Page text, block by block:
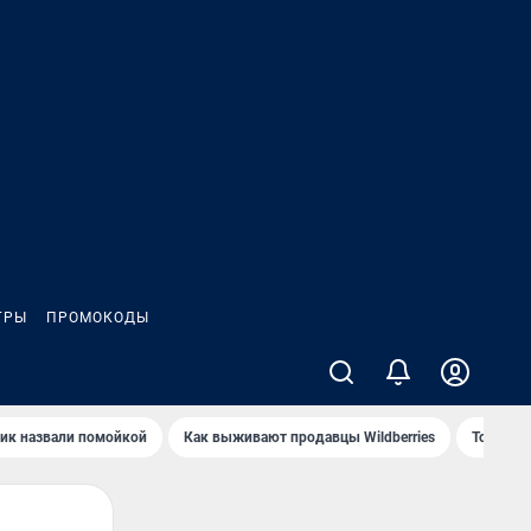
ПРОМОКОДЫ
назвали помойкой Как выживают продавцы Wildberries Топ